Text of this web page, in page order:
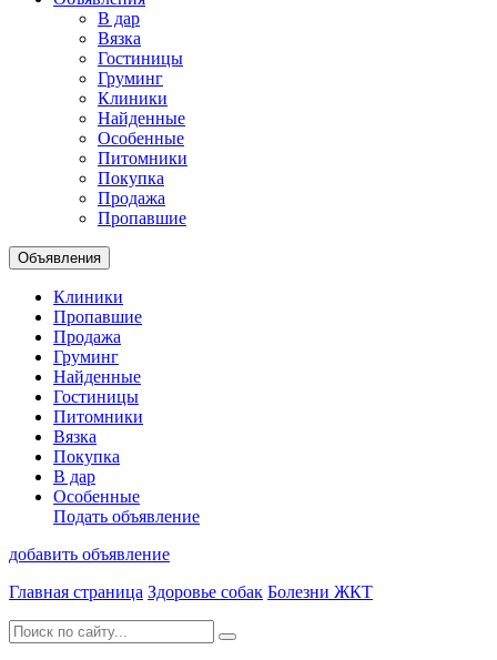
В дар
Вязка
Гостиницы
Груминг
Клиники
Найденные
Особенные
Питомники
Покупка
Продажа
Пропавшие
Объявления
Клиники
Пропавшие
Продажа
Груминг
Найденные
Гостиницы
Питомники
Вязка
Покупка
В дар
Особенные
Подать объявление
добавить объявление
Главная страница Здоровье собак Болезни ЖКТ